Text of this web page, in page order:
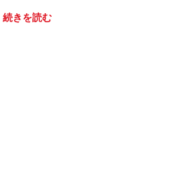
続きを読む